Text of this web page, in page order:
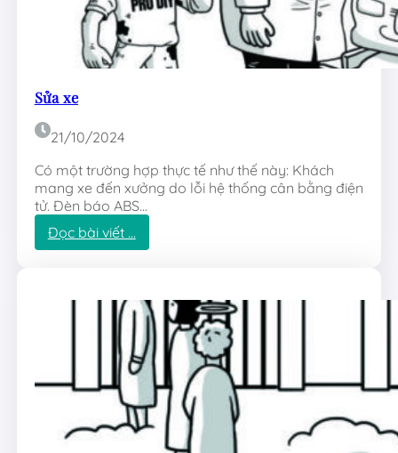
Sửa xe
21/10/2024
Có một trường hợp thực tế như thế này: Khách
mang xe đến xưởng do lỗi hệ thống cân bằng điện
tử. Đèn báo ABS…
Đọc bài viết …:
S
x